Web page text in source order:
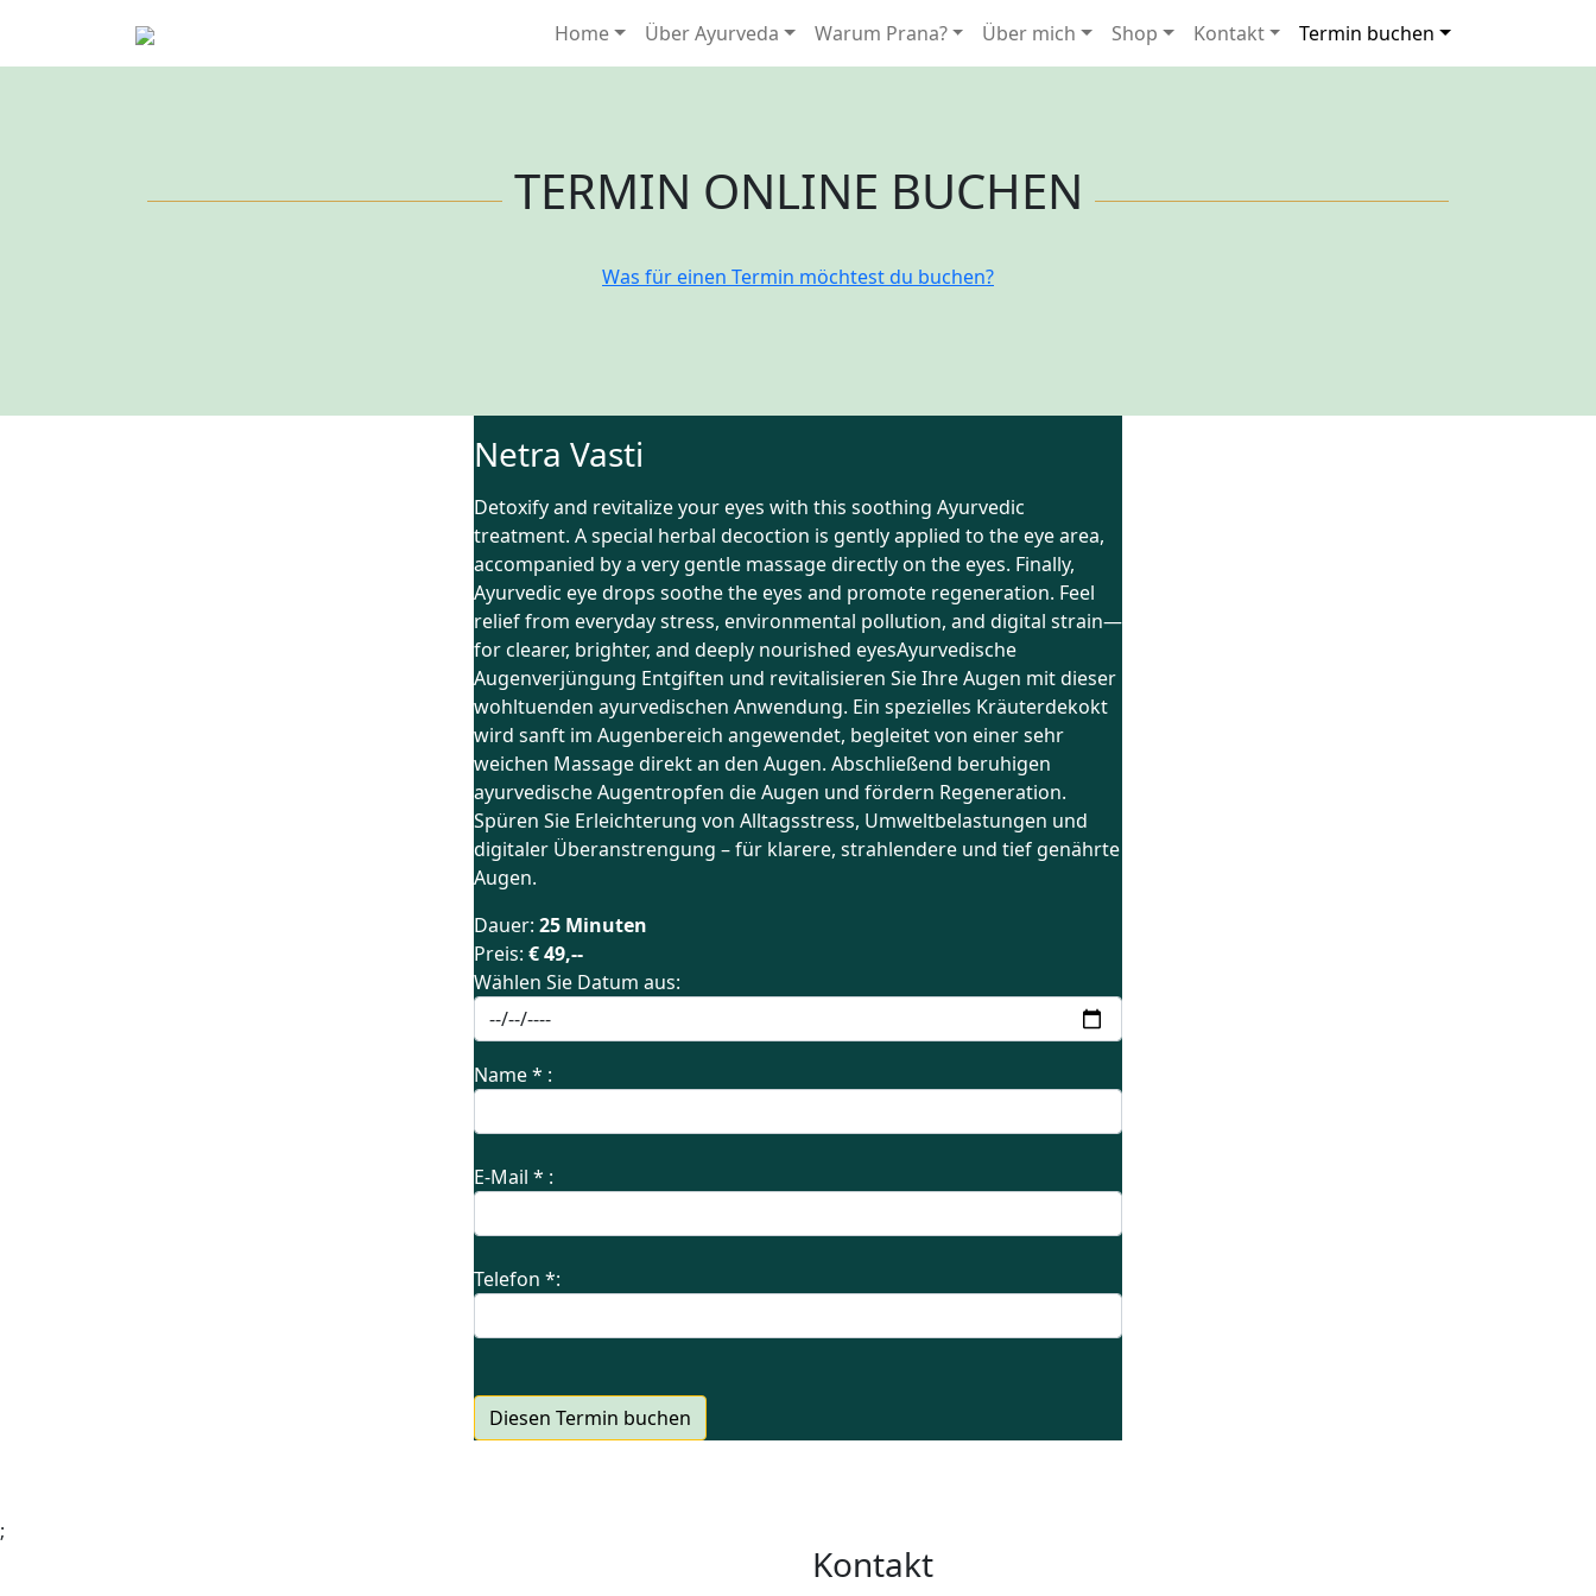
Home Über Ayurveda Warum Prana? Über mich Shop Kontakt Termin buchen
TERMIN ONLINE BUCHEN
Was für einen Termin möchtest du buchen?
Netra Vasti
Detoxify and revitalize your eyes with this soothing Ayurvedic
treatment. A special herbal decoction is gently applied to the eye area,
accompanied by a very gentle massage directly on the eyes. Finally,
Ayurvedic eye drops soothe the eyes and promote regeneration. Feel
relief from everyday stress, environmental pollution, and digital strain—
for clearer, brighter, and deeply nourished eyesAyurvedische
Augenverjüngung Entgiften und revitalisieren Sie Ihre Augen mit dieser
wohltuenden ayurvedischen Anwendung. Ein spezielles Kräuterdekokt
wird sanft im Augenbereich angewendet, begleitet von einer sehr
weichen Massage direkt an den Augen. Abschließend beruhigen
ayurvedische Augentropfen die Augen und fördern Regeneration.
Spüren Sie Erleichterung von Alltagsstress, Umweltbelastungen und
digitaler Überanstrengung – für klarere, strahlendere und tief genährte
Augen.
Dauer: 25 Minuten
Preis: € 49,--
Wählen Sie Datum aus:
Name * :
E-Mail * :
Telefon *:
Diesen Termin buchen
;
Kontakt